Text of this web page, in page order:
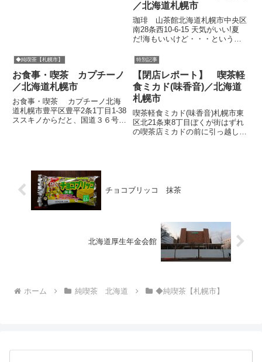
／北海道札幌市
珈琲 山茶館北海道札幌市中央区
南28条西10-6-15 天気がいい!夏
だ!海もいいけど・・・というこ
思いました。とりあえず、ザック
茶店、お気に入りの「山茶館」さ
んへ。マスターと話し...
◆純喫茶【札幌市】
お食事・喫茶 カプチーノ
／北海道札幌市
お食事・喫茶 カプチーノ北海
道札幌市豊平区豊平2条1丁目1-38
ススキノからだと、国道３６号線
特別記事
【閉店レポート】 喫茶軽
食ミカド(味香音)／北海道
札幌市
喫茶軽食ミカド(味香音)札幌市東
区北21条東8丁目ぼくが街はずれ
の喫茶店ミカドの前に引っ越して
チョコブリッコ 抹茶
北海道厚生年金会館
ホーム 純喫茶 北海道 ◆純喫茶【札幌市】